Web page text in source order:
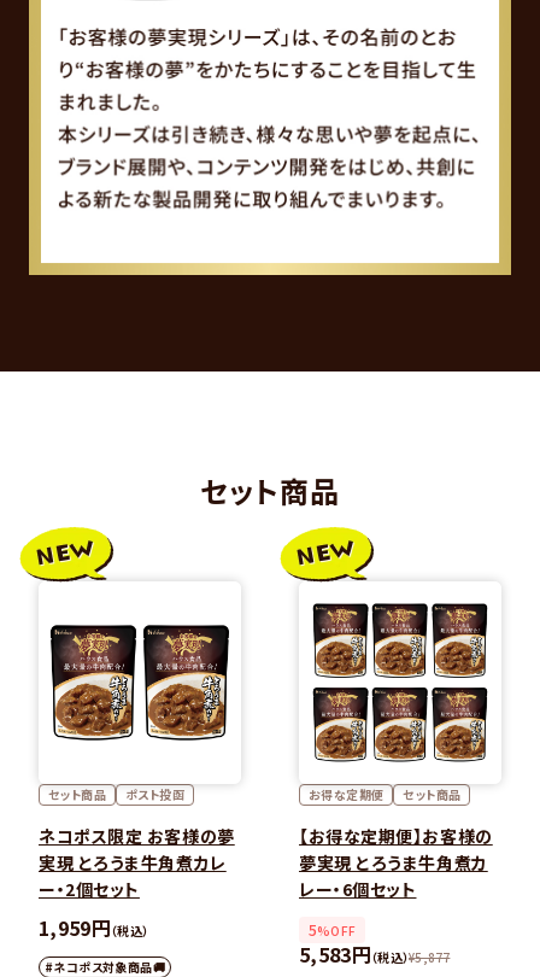
セット商品
セット商品 ポスト投函
ネコポス限定 お客様の夢
実現 とろうま牛角煮カレ
ー・2個セット
1,959円（税込）
#ネコポス対象商品🚚
お得な定期便 セット商品
【お得な定期便】お客様の
夢実現 とろうま牛角煮カ
レー・6個セット
5%OFF
5,583円（税込）¥5,877